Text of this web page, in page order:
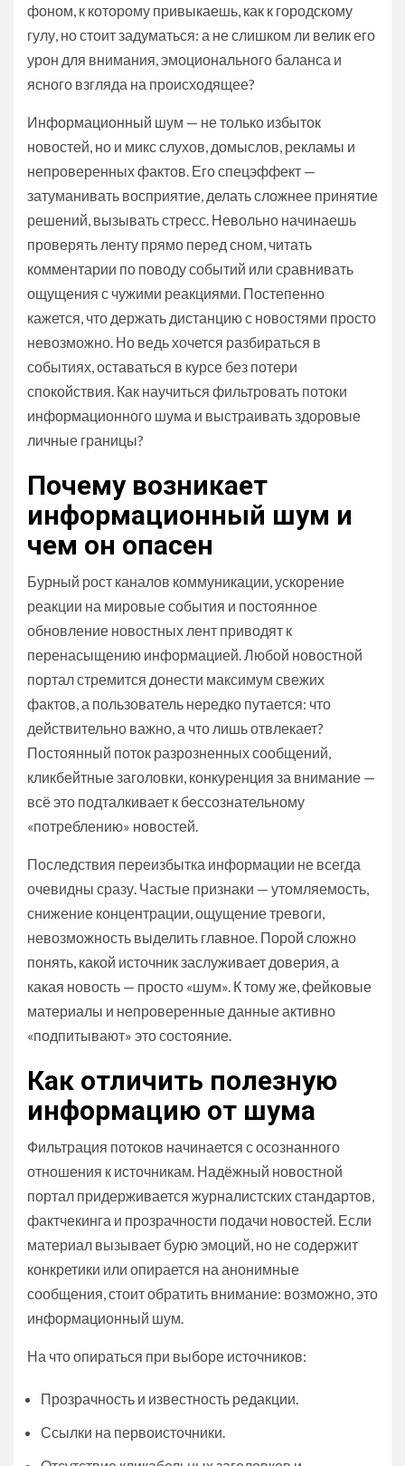
фоном, к которому привыкаешь, как к городскому
гулу, но стоит задуматься: а не слишком ли велик его
урон для внимания, эмоционального баланса и
ясного взгляда на происходящее?
Информационный шум — не только избыток
новостей, но и микс слухов, домыслов, рекламы и
непроверенных фактов. Его спецэффект —
затуманивать восприятие, делать сложнее принятие
решений, вызывать стресс. Невольно начинаешь
проверять ленту прямо перед сном, читать
комментарии по поводу событий или сравнивать
ощущения с чужими реакциями. Постепенно
кажется, что держать дистанцию с новостями просто
невозможно. Но ведь хочется разбираться в
событиях, оставаться в курсе без потери
спокойствия. Как научиться фильтровать потоки
информационного шума и выстраивать здоровые
личные границы?
Почему возникает
информационный шум и
чем он опасен
Бурный рост каналов коммуникации, ускорение
реакции на мировые события и постоянное
обновление новостных лент приводят к
перенасыщению информацией. Любой новостной
портал стремится донести максимум свежих
фактов, а пользователь нередко путается: что
действительно важно, а что лишь отвлекает?
Постоянный поток разрозненных сообщений,
кликбейтные заголовки, конкуренция за внимание —
всё это подталкивает к бессознательному
«потреблению» новостей.
Последствия переизбытка информации не всегда
очевидны сразу. Частые признаки — утомляемость,
снижение концентрации, ощущение тревоги,
невозможность выделить главное. Порой сложно
понять, какой источник заслуживает доверия, а
какая новость — просто «шум». К тому же, фейковые
материалы и непроверенные данные активно
«подпитывают» это состояние.
Как отличить полезную
информацию от шума
Фильтрация потоков начинается с осознанного
отношения к источникам. Надёжный новостной
портал придерживается журналистских стандартов,
фактчекинга и прозрачности подачи новостей. Если
материал вызывает бурю эмоций, но не содержит
конкретики или опирается на анонимные
сообщения, стоит обратить внимание: возможно, это
информационный шум.
На что опираться при выборе источников:
Прозрачность и известность редакции.
Ссылки на первоисточники.